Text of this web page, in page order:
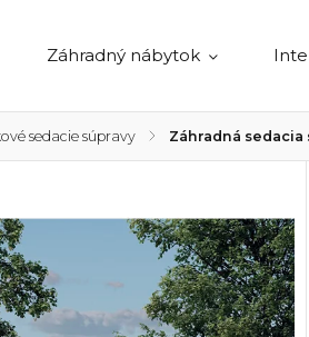
Záhradný nábytok
sedacie súpravy / Záhradná sedacia